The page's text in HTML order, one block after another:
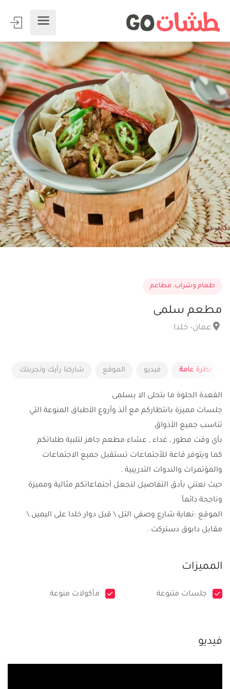
طعام وشراب, مطاعم
مطعم سلمى
عمان- خلدا
نظرة عامة فيديو الموقع شاركنا رأيك وتجربتك
القعدة الحلوة ما بتحلى الا بسلمى
جلسات مميزة بانتظاركم مع ألذ وأروع الأطباق المنوعة التي
تناسب جميع الأذواق
بأي وقت فطور , غداء , عشاء مطعم جاهز لتلبية طلباتكم
كما ويتوفر قاعة للأجتماعات تستقبل جميع الاجتماعات
والمؤتمرات والندوات التدريبية .
حيث نعتني بأدق التفاصيل لنجعل أجتماعاتكم مثالية ومميزة
وناجحة دائمآ
الموقع :نهاية شارع وصفي التل \ قبل دوار خلدا على اليمين \
مقابل دابوق دستركت .
المميزات
جلسات متنوعة مأكولات منوعة
فيديو